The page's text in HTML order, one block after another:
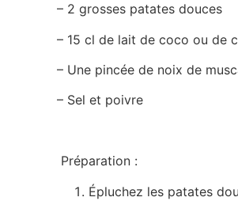
– 2 grosses patates douces
– 15 cl de lait de coco ou de
– Une pincée de noix de
– Sel et poivre
Préparation :
Épluchez les patates